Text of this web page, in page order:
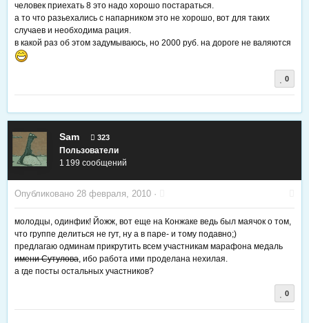
человек приехать 8 это надо хорошо постараться.
а то что разьехались с напарником это не хорошо, вот для таких
случаев и необходима рация.
в какой раз об этом задумываюсь, но 2000 руб. на дороге не валяются
0
Sam 323
Пользователи
1 199 сообщений
Опубликовано 28 февраля, 2010 ·
молодцы, одинфик! Йожж, вот еще на Конжаке ведь был маячок о том,
что группе делиться не гут, ну а в паре- и тому подавно;)
предлагаю одминам прикрутить всем участникам марафона медаль
имени Сутулова, ибо работа ими проделана нехилая.
а где посты остальных участников?
0